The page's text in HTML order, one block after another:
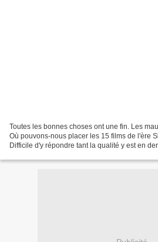
Toutes les bonnes choses ont une fin. Les
Où pouvons-nous placer les 15 films de l'ère
Difficile d'y répondre tant la qualité y est en